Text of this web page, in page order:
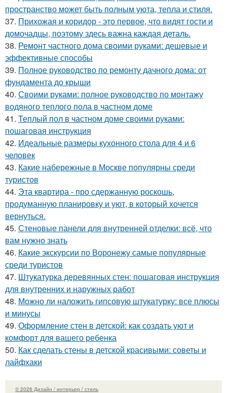
пространство может быть полным уюта, тепла и стиля.
37. Прихожая и коридор - это первое, что видят гости и
домочадцы, поэтому здесь важна каждая деталь.
38. Ремонт частного дома своими руками: дешевые и
эффективные способы
39. Полное руководство по ремонту дачного дома: от
фундамента до крыши
40. Своими руками: полное руководство по монтажу
водяного теплого пола в частном доме
41. Теплый пол в частном доме своими руками:
пошаговая инструкция
42. Идеальные размеры кухонного стола для 4 и 6
человек
43. Какие набережные в Москве популярны среди
туристов
44. Эта квартира - про сдержанную роскошь,
продуманную планировку и уют, в который хочется
вернуться.
45. Стеновые панели для внутренней отделки: всё, что
вам нужно знать
46. Какие экскурсии по Воронежу самые популярные
среди туристов
47. Штукатурка деревянных стен: пошаговая инструкция
для внутренних и наружных работ
48. Можно ли наложить гипсовую штукатурку: все плюсы
и минусы
49. Оформление стен в детской: как создать уют и
комфорт для вашего ребенка
50. Как сделать стены в детской красивыми: советы и
лайфхаки
© 2026 Дизайн / интерьер / стиль